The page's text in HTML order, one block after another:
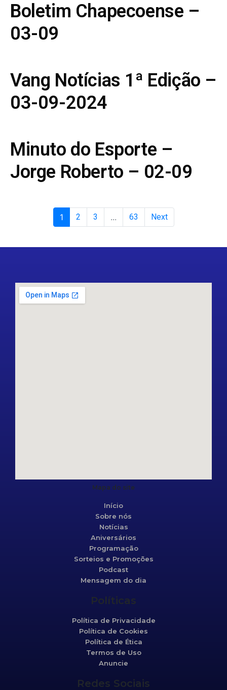
Boletim Chapecoense –
03-09
Vang Notícias 1ª Edição –
03-09-2024
Minuto do Esporte –
Jorge Roberto – 02-09
1 2 3 ... 63 Next
Mapa do site
Início
Sobre nós
Notícias
Aniversários
Programação
Sorteios e Promoções
Podcast
Mensagem do dia
Políticas
Política de Privacidade
Política de Cookies
Política de Ética
Termos de Uso
Anuncie
Redes Sociais